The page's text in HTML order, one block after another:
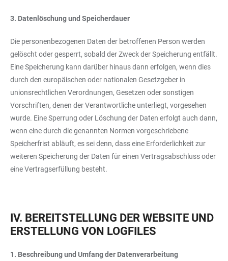
3. Datenlöschung und Speicherdauer
Die personenbezogenen Daten der betroffenen Person werden
gelöscht oder gesperrt, sobald der Zweck der Speicherung entfällt.
Eine Speicherung kann darüber hinaus dann erfolgen, wenn dies
durch den europäischen oder nationalen Gesetzgeber in
unionsrechtlichen Verordnungen, Gesetzen oder sonstigen
Vorschriften, denen der Verantwortliche unterliegt, vorgesehen
wurde. Eine Sperrung oder Löschung der Daten erfolgt auch dann,
wenn eine durch die genannten Normen vorgeschriebene
Speicherfrist abläuft, es sei denn, dass eine Erforderlichkeit zur
weiteren Speicherung der Daten für einen Vertragsabschluss oder
eine Vertragserfüllung besteht.
IV. BEREITSTELLUNG DER WEBSITE UND
ERSTELLUNG VON LOGFILES
1. Beschreibung und Umfang der Datenverarbeitung